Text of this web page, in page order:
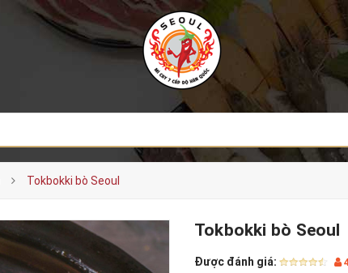
Tokbokki bò Seoul
Tokbokki bò Seoul
Được đánh giá: